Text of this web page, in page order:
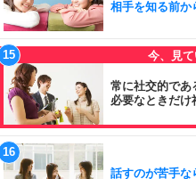
相手を知る前か
常に社交的であ
必要なときだけ
話すのが苦手な